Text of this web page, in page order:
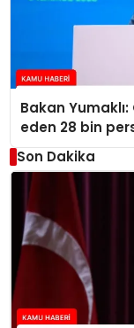
Bakan
eden 28 bin
Son Dakika